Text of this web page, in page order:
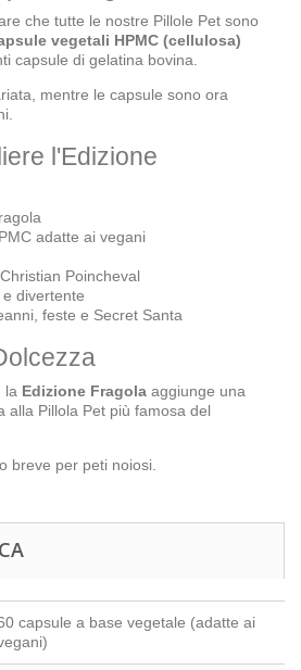
che tutte le nostre Pillole Pet sono
vegetali HPMC (cellulosa)
capsule di gelatina bovina.
mentre le capsule sono ora
l'Edizione
adatte ai vegani
Poincheval
divertente
feste e Secret Santa
la Edizione Fragola aggiunge una
alla Pillola Pet più famosa del
breve per peti noiosi.
capsule a base vegetale (adatte ai